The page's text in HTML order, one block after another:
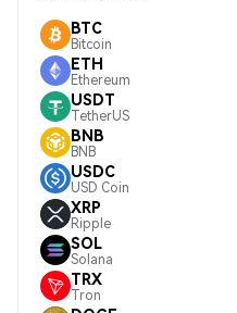
BTC
Bitcoin
ETH
Ethereum
USDT
TetherUS
BNB
BNB
USDC
USD Coin
XRP
Ripple
SOL
Solana
TRX
Tron